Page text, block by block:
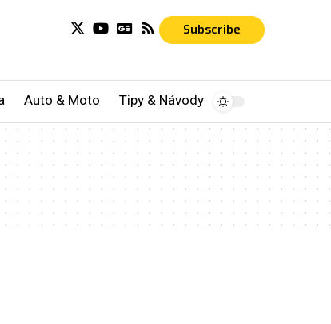
Subscribe
Auto & Moto Tipy & Návody